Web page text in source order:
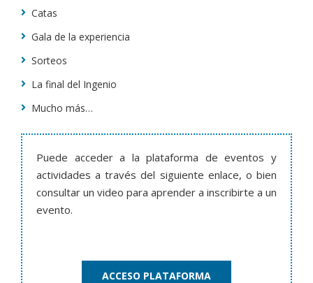
Catas
Gala de la experiencia
Sorteos
La final del Ingenio
Mucho más…
Puede acceder a la plataforma de eventos y
actividades a través del siguiente enlace, o bien
consultar un video para aprender a inscribirte a un
evento.
ACCESO PLATAFORMA